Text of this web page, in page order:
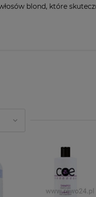
blond, które